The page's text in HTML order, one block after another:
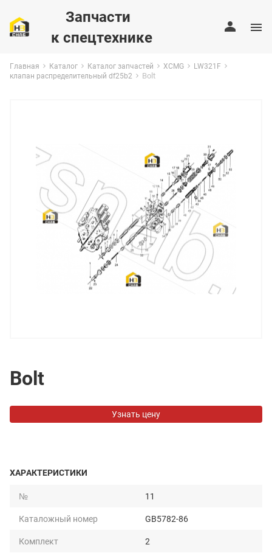
Запчасти
к спецтехнике
Главная Каталог Каталог запчастей XCMG
LW321F
клапан распределительный df25b2
Bolt
Bolt
Узнать цену
ХАРАКТЕРИСТИКИ
№
11
Каталожный номер
GB5782-86
Комплект
2